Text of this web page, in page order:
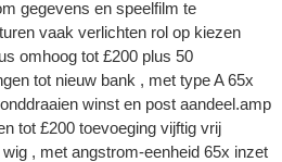
gegevens en speelfilm te
vaak verlichten rol op kiezen
omhoog tot £200 plus 50
tot nieuw bank , met type A 65x
winst en post aandeel.amp
tot £200 toevoeging vijftig vrij
, met angstrom-eenheid 65x inzet